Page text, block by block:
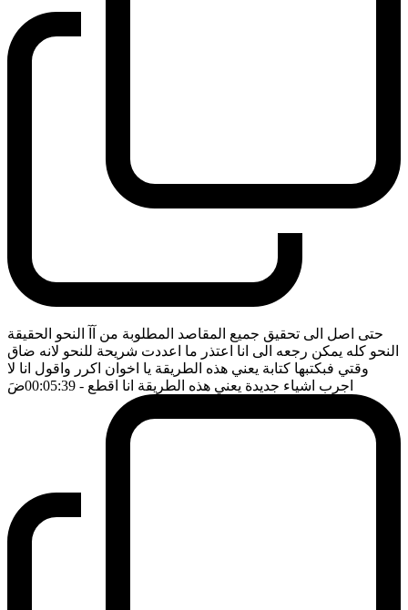
حتى اصل الى تحقيق جميع المقاصد المطلوبة من آآ النحو الحقيقة
النحو كله يمكن رجعه الى انا اعتذر ما اعددت شريحة للنحو لانه ضاق
وقتي فبكتبها كتابة يعني هذه الطريقة يا اخوان اكرر واقول انا لا
اجرب اشياء جديدة يعني هذه الطريقة انا اقطع - 00:05:39 ضَ